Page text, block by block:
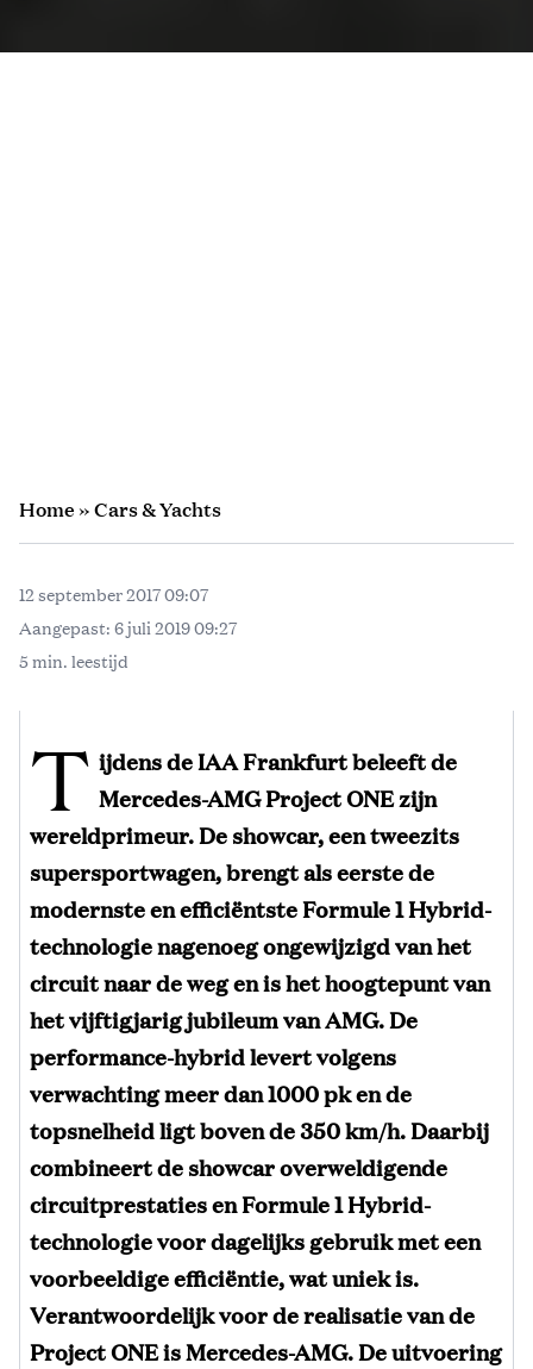
Home»Cars & Yachts
12 september 2017 09:07
Aangepast: 6 juli 2019 09:27
5 min. leestijd
T ijdens de IAA Frankfurt beleeft de
Mercedes-AMG Project ONE zijn
wereldprimeur. De showcar, een tweezits
supersportwagen, brengt als eerste de
modernste en efficiëntste Formule 1 Hybrid-
technologie nagenoeg ongewijzigd van het
circuit naar de weg en is het hoogtepunt van
het vijftigjarig jubileum van AMG. De
performance-hybrid levert volgens
verwachting meer dan 1000 pk en de
topsnelheid ligt boven de 350 km/h. Daarbij
combineert de showcar overweldigende
circuitprestaties en Formule 1 Hybrid-
technologie voor dagelijks gebruik met een
voorbeeldige efficiëntie, wat uniek is.
Verantwoordelijk voor de realisatie van de
Project ONE is Mercedes-AMG. De uitvoering